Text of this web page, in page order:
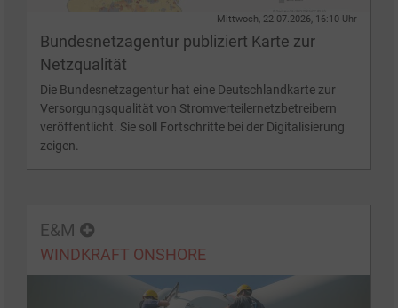
Mittwoch, 22.07.2026, 16:10 Uhr
Bundesnetzagentur publiziert Karte zur
Netzqualität
Die Bundesnetzagentur hat eine Deutschlandkarte zur
Versorgungsqualität von Stromverteilernetzbetreibern
veröffentlicht. Sie soll Fortschritte bei der Digitalisierung
zeigen.
E&M
WINDKRAFT ONSHORE